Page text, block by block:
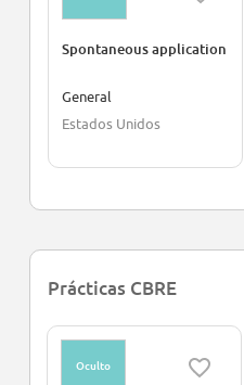
Spontaneous application
General
Estados Unidos
Prácticas CBRE
Oculto